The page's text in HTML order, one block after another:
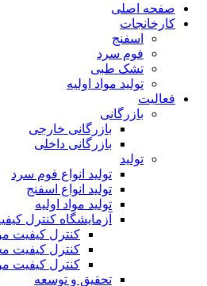
صفحه اصلی
کارخانجات
اسفنج
فوم سرد
تشک طبی
تولید مواد اولیه
فعالیت
بازرگانی
بازرگانی خارجی
بازرگانی داخلی
تولید
تولید انواع فوم سرد
تولید انواع اسفنج
تولید مواد اولیه
آزمایشگاه کنترل
کنترل کیفیت
کنترل کیفیت
کنترل کیفیت
تحقیق و توسعه